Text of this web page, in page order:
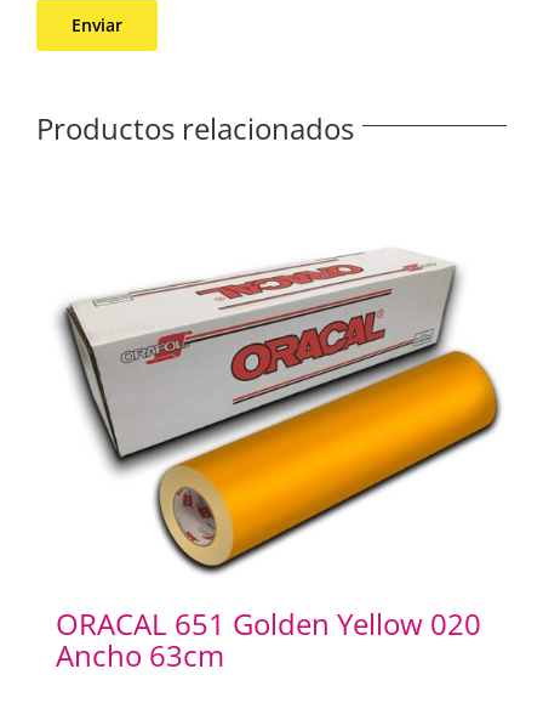
Productos relacionados
ORACAL 651 Golden Yellow 020
Ancho 63cm